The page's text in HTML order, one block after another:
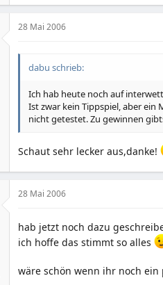
28 Mai 2006
dabu schrieb:
Ich hab heute noch auf
Ist zwar kein Tippspiel, aber ein
nicht getestet. Zu gewinnen
Schaut sehr lecker aus,danke!
28 Mai 2006
hab jetzt noch dazu
ich hoffe das stimmt so alles
wäre schön wenn ihr noch